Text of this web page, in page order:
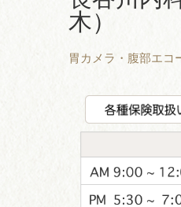
木）
胃カメラ・腹部エコ